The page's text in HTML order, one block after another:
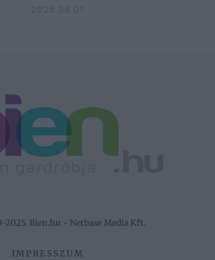
2026.08.07.
2025. Bien.hu - Netbase Media Kft.
IMPRESSZUM